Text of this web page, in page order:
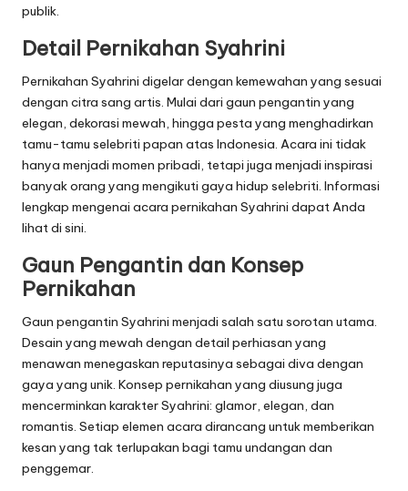
publik.
Detail Pernikahan Syahrini
Pernikahan Syahrini digelar dengan kemewahan yang sesuai
dengan citra sang artis. Mulai dari gaun pengantin yang
elegan, dekorasi mewah, hingga pesta yang menghadirkan
tamu-tamu selebriti papan atas Indonesia. Acara ini tidak
hanya menjadi momen pribadi, tetapi juga menjadi inspirasi
banyak orang yang mengikuti gaya hidup selebriti. Informasi
lengkap mengenai acara pernikahan Syahrini dapat Anda
lihat di sini.
Gaun Pengantin dan Konsep
Pernikahan
Gaun pengantin Syahrini menjadi salah satu sorotan utama.
Desain yang mewah dengan detail perhiasan yang
menawan menegaskan reputasinya sebagai diva dengan
gaya yang unik. Konsep pernikahan yang diusung juga
mencerminkan karakter Syahrini: glamor, elegan, dan
romantis. Setiap elemen acara dirancang untuk memberikan
kesan yang tak terlupakan bagi tamu undangan dan
penggemar.